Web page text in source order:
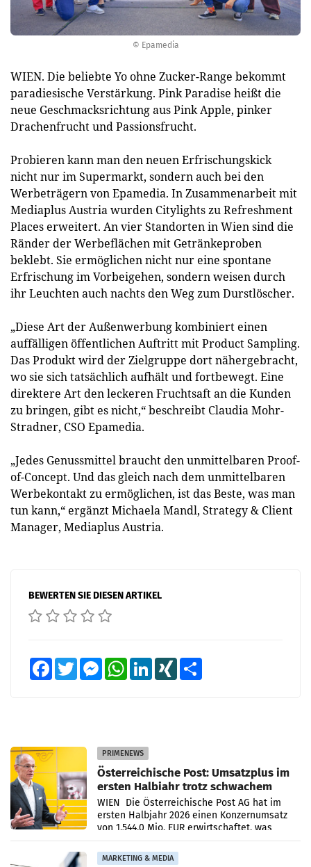
© Epamedia
WIEN. Die beliebte Yo ohne Zucker-Range bekommt
paradiesische Verstärkung. Pink Paradise heißt die
neue Geschmacksrichtung aus Pink Apple, pinker
Drachenfrucht und Passionsfrucht.
Probieren kann man den neuen Erfrischungskick
nicht nur im Supermarkt, sondern auch bei den
Werbeträgern von Epamedia. In Zusammenarbeit mit
Mediaplus Austria wurden Citylights zu Refreshment
Places erweitert. An vier Standorten in Wien sind die
Ränder der Werbeflächen mit Getränkeproben
beklebt. Sie ermöglichen nicht nur eine spontane
Erfrischung im Vorbeigehen, sondern weisen durch
ihr Leuchten auch nachts den Weg zum Durstlöscher.
„Diese Art der Außenwerbung kombiniert einen
auffälligen öffentlichen Auftritt mit Product Sampling.
Das Produkt wird der Zielgruppe dort nähergebracht,
wo sie sich tatsächlich aufhält und fortbewegt. Eine
direktere Art den leckeren Fruchtsaft an die Kunden
zu bringen, gibt es nicht,“ beschreibt Claudia Mohr-
Stradner, CSO Epamedia.
„Jedes Genussmittel braucht den unmittelbaren Proof-
of-Concept. Und das gleich nach dem unmittelbaren
Werbekontakt zu ermöglichen, ist das Beste, was man
tun kann,“ ergänzt Michaela Mandl, Strategy & Client
Manager, Mediaplus Austria.
BEWERTEN SIE DIESEN ARTIKEL
FacebookTwitter MessengerWhatsAppLinkedInXING
PRIMENEWS
Österreichische Post: Umsatzplus im
ersten Halbjahr trotz schwachem
Briefgeschäft
WIEN Die Österreichische Post AG hat im
ersten Halbjahr 2026 einen Konzernumsatz
von 1.544,0 Mio. EUR erwirtschaftet, was
einem Plus von 3,8 Prozent gegenüber dem
Vergleichszeitraum
MARKETING & MEDIA